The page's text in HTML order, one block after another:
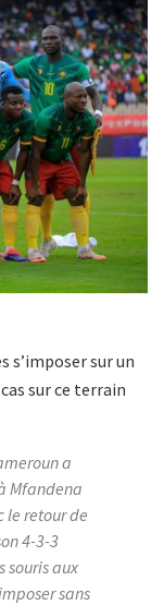
sur un
sur ce terrain
a
Mfandena
le retour de
4-3-3
souris aux
sans